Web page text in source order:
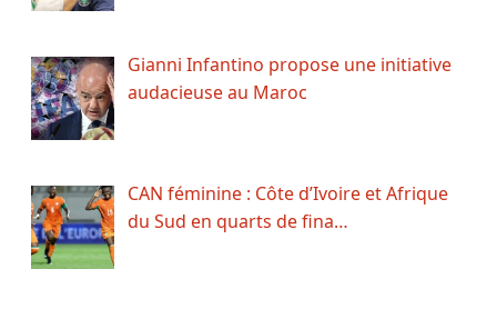
Gianni Infantino propose une initiative
audacieuse au Maroc
CAN féminine : Côte d’Ivoire et Afrique
du Sud en quarts de fina…